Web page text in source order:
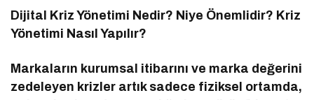
Dijital Kriz Yönetimi Nedir? Niye Önemlidir? Kriz
Yönetimi Nasıl Yapılır?
Markaların kurumsal itibarını ve marka değerini
zedeleyen krizler artık sadece fiziksel ortamda,